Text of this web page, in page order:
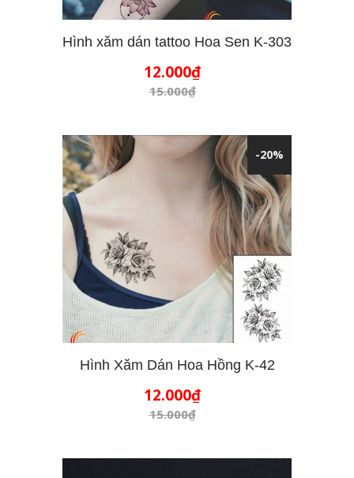
THÊM VÀO GIỎ HÀNG
Hình xăm dán tattoo Hoa Sen K-303
12.000₫
15.000₫
-20%
THÊM VÀO GIỎ HÀNG
Hình Xăm Dán Hoa Hồng K-42
12.000₫
15.000₫